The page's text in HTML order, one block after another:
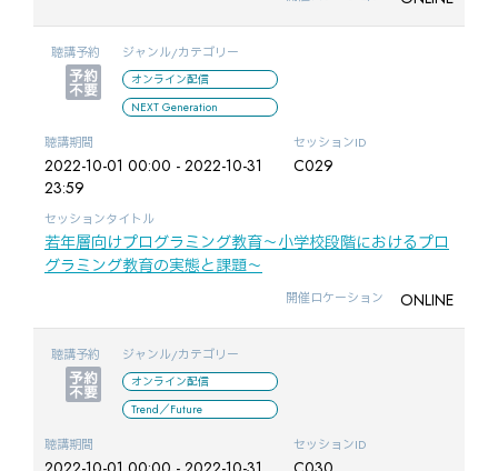
聴講予約 ジャンル/カテゴリー
オンライン配信
NEXT Generation
聴講期間
2022-10-01 00:00 - 2022-10-31
23:59
セッションID
C029
セッションタイトル
若年層向けプログラミング教育～小学校段階におけるプロ
グラミング教育の実態と課題～
開催ロケーション ONLINE
聴講予約 ジャンル/カテゴリー
オンライン配信
Trend／Future
聴講期間 セッションID